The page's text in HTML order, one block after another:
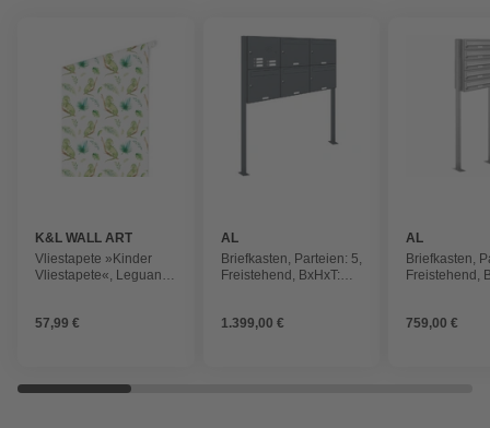
K&L WALL ART
Vliestapete »Kinder
Vliestapete«, Leguan
57,99 €
AL
BRIEFKASTENSYSTEME
Briefkasten, Parteien: 5,
Freistehend, BxHxT:
1.399,00 €
AL
Briefkasten,
Freistehend,
759,00 €